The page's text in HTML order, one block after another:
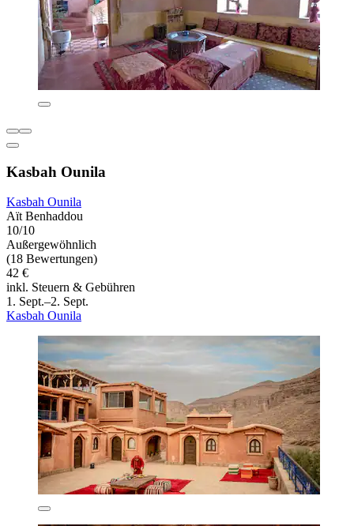
Kasbah Ounila
Kasbah Ounila
Aït Benhaddou
10/10
Außergewöhnlich
(18 Bewertungen)
42 €
inkl. Steuern & Gebühren
1. Sept.–2. Sept.
Kasbah Ounila